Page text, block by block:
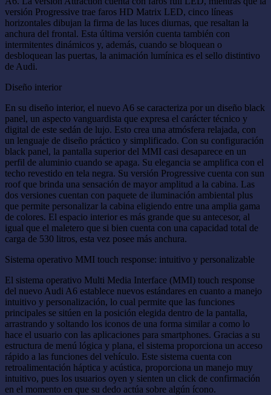
versión Progressive trae faros HD Matrix LED, cinco líneas
horizontales dibujan la firma de las luces diurnas, que resaltan la
anchura del frontal. Esta última versión cuenta también con
intermitentes dinámicos y, además, cuando se bloquean o
desbloquean las puertas, la animación lumínica es el sello distintivo
de Audi.
Diseño interior
En su diseño interior, el nuevo A6 se caracteriza por un diseño black
panel, un aspecto vanguardista que expresa el carácter técnico y
digital de este sedán de lujo. Esto crea una atmósfera relajada, con
un lenguaje de diseño práctico y simplificado. Con su configuración
black panel, la pantalla superior del MMI casi desaparece en un
perfil de aluminio cuando se apaga. Su elegancia se amplifica con el
techo revestido en tela negra. Su versión Progressive cuenta con sun
roof que brinda una sensación de mayor amplitud a la cabina. Las
dos versiones cuentan con paquete de iluminación ambiental plus
que permite personalizar la cabina eligiendo entre una amplia gama
de colores. El espacio interior es más grande que su antecesor, al
igual que el maletero que si bien cuenta con una capacidad total de
carga de 530 litros, esta vez posee más anchura.
Sistema operativo MMI touch response: intuitivo y personalizable
El sistema operativo Multi Media Interface (MMI) touch response
del nuevo Audi A6 establece nuevos estándares en cuanto a manejo
intuitivo y personalización, lo cual permite que las funciones
principales se sitúen en la posición elegida dentro de la pantalla,
arrastrando y soltando los iconos de una forma similar a como lo
hace el usuario con las aplicaciones para smartphones. Gracias a su
estructura de menú lógica y plana, el sistema proporciona un acceso
rápido a las funciones del vehículo. Este sistema cuenta con
retroalimentación háptica y acústica, proporciona un manejo muy
intuitivo, pues los usuarios oyen y sienten un click de confirmación
en el momento en que su dedo actúa sobre algún ícono.